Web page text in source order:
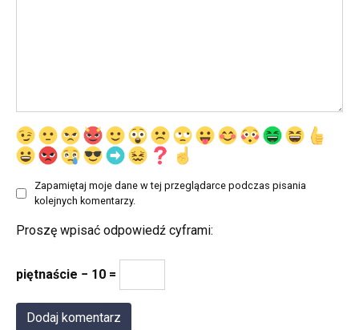
Zapamiętaj moje dane w tej przeglądarce podczas pisania
kolejnych komentarzy.
Proszę wpisać odpowiedź cyframi:
piętnaście − 10 =